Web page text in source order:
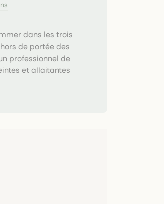
dans les trois
de portée des
professionnel de
et allaitantes